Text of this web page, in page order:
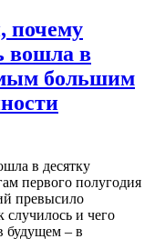
почему
вошла в
большим
в десятку
первого полугодия
превысило
случилось и чего
будущем – в